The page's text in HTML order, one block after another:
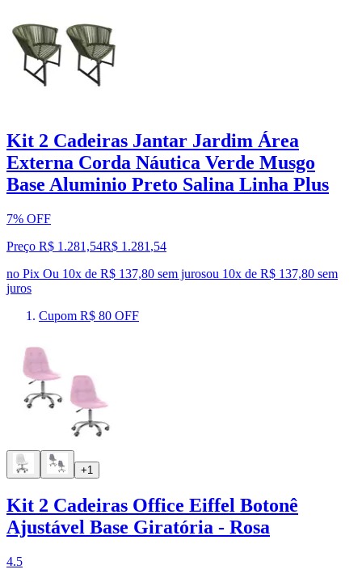
Kit 2 Cadeiras Jantar Jardim Área
Externa Corda Náutica Verde Musgo
Base Aluminio Preto Salina Linha Plus
7% OFF
Preço R$ 1.281,54R$ 1.281 ,54
no Pix Ou 10x de R$ 137,80 sem jurosou 10x de R$ 137,80 sem
juros
Cupom R$ 80 OFF
+1
Kit 2 Cadeiras Office Eiffel Botonê
Ajustável Base Giratória - Rosa
4.5